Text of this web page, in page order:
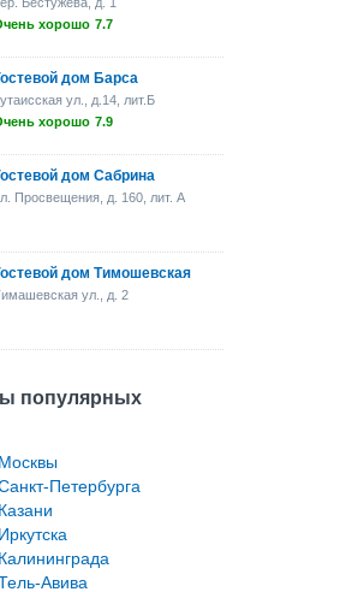
хорошо 7.7
дом Барса
ул., д.14, лит.Б
хорошо 7.9
дом Сабрина
Просвещения, д. 160, лит. А
дом Тимошевская
ул., д. 2
популярных
Петербурга
Авива